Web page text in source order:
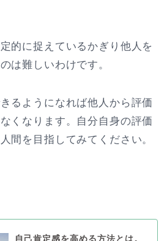
的に捉えているかぎり他人を
は難しいわけです。
るようになれば他人から評価
くなります。自分自身の評価
間を目指してみてください。
自己肯定感を高める方法とは。